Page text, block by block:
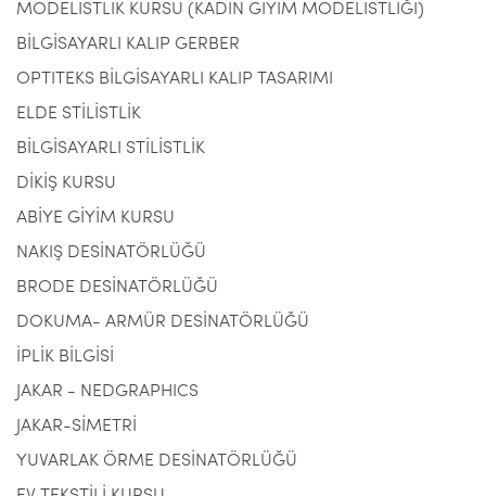
MODELİSTLİK KURSU (KADIN GİYİM MODELİSTLİĞİ)
BİLGİSAYARLI KALIP GERBER
OPTITEKS BİLGİSAYARLI KALIP TASARIMI
ELDE STİLİSTLİK
BİLGİSAYARLI STİLİSTLİK
DİKİŞ KURSU
ABİYE GİYİM KURSU
NAKIŞ DESİNATÖRLÜĞÜ
BRODE DESİNATÖRLÜĞÜ
DOKUMA- ARMÜR DESİNATÖRLÜĞÜ
İPLİK BİLGİSİ
JAKAR - NEDGRAPHICS
JAKAR-SİMETRİ
YUVARLAK ÖRME DESİNATÖRLÜĞÜ